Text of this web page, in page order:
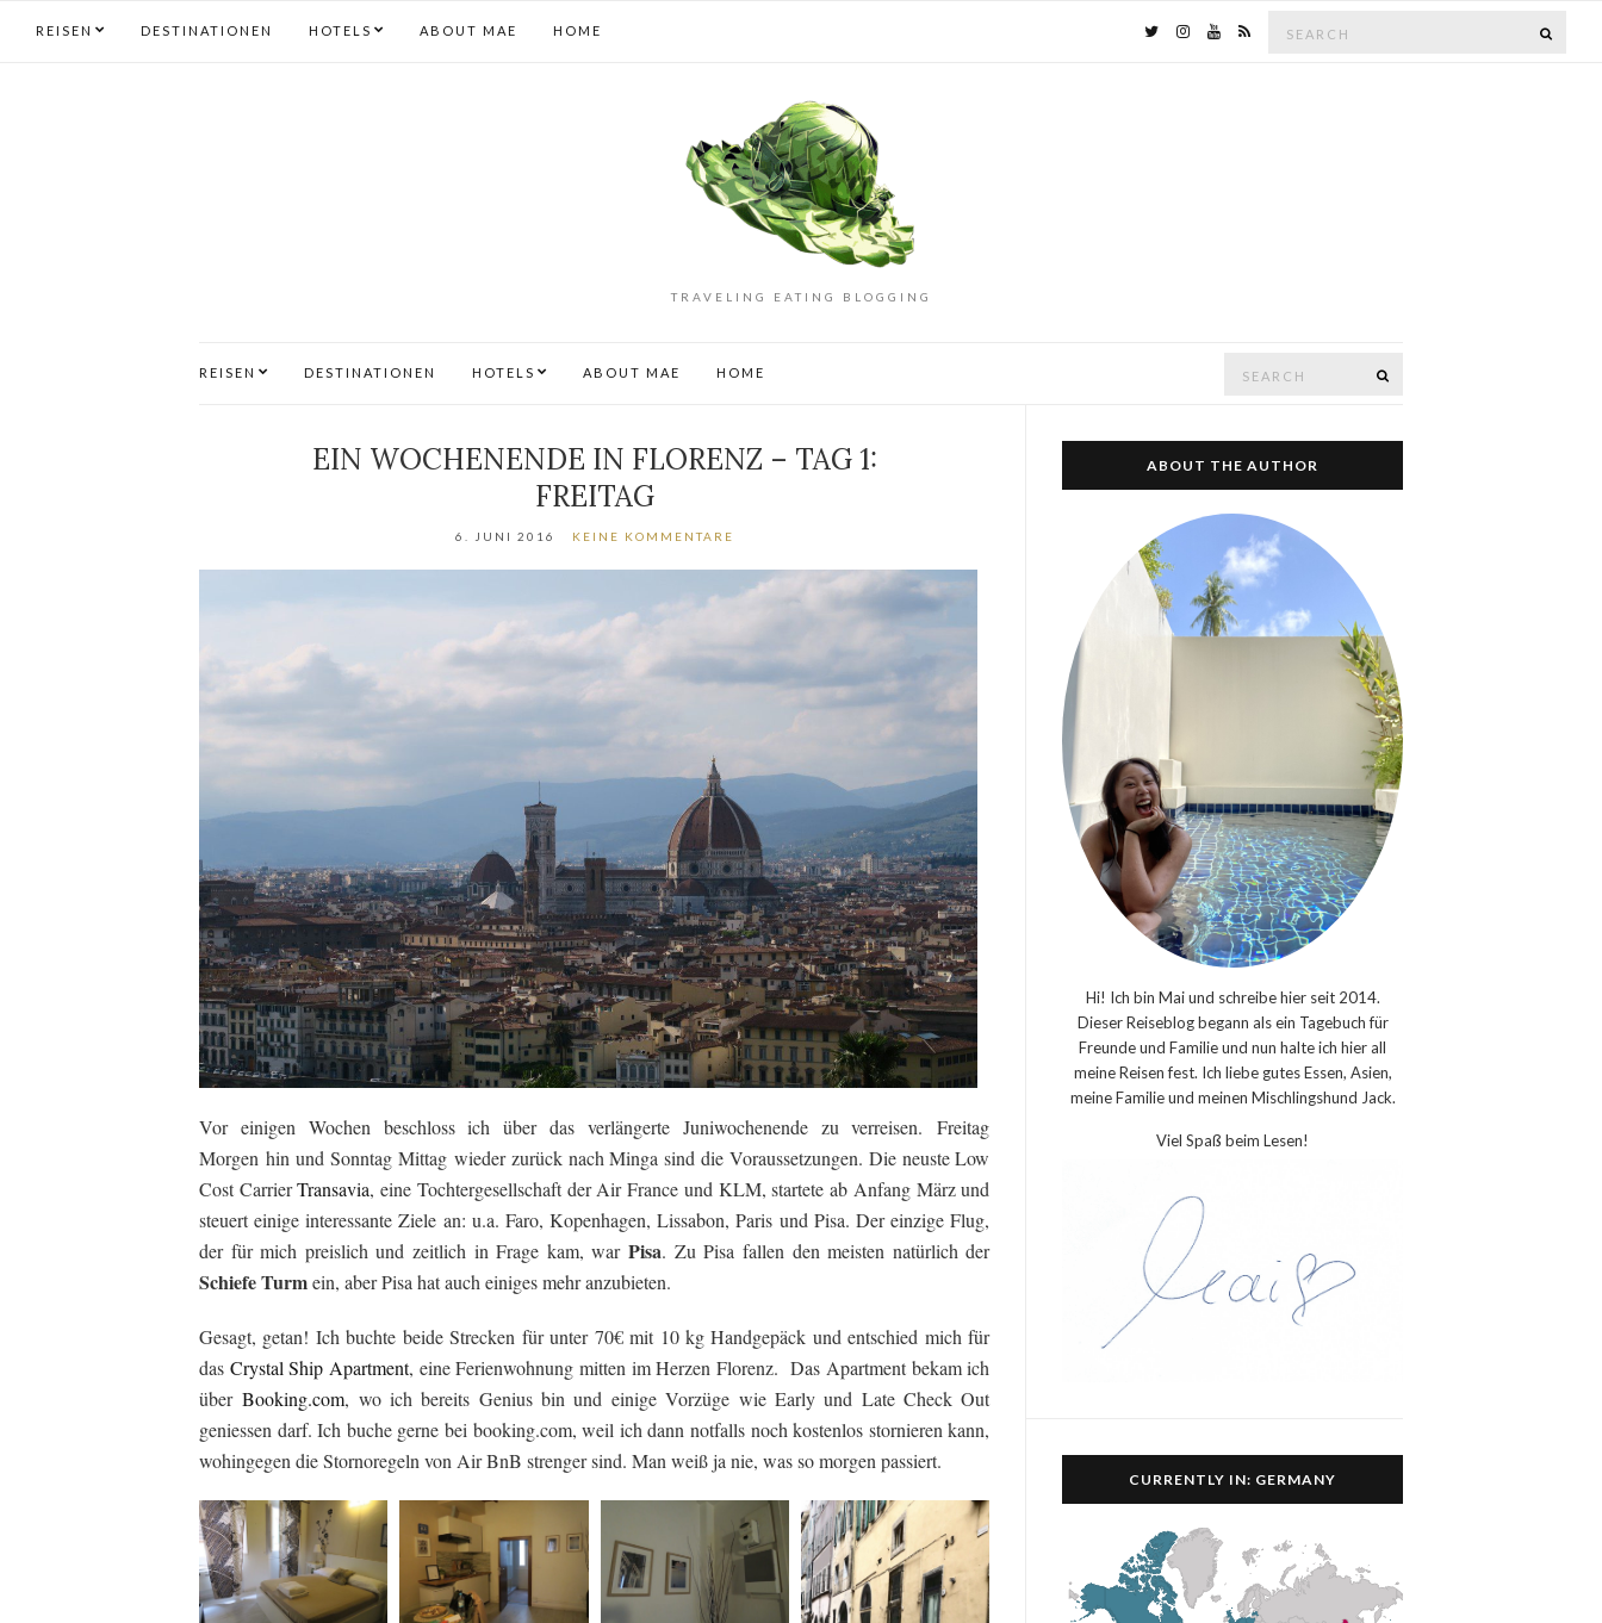
REISEN DESTINATIONEN HOTELS ABOUT MAE HOME
for:
TRAVELING EATING BLOGGING
REISEN DESTINATIONEN HOTELS ABOUT MAE HOME
for:
EIN WOCHENENDE IN FLORENZ – TAG 1:
FREITAG
6. JUNI 2016 KEINE KOMMENTARE
Vor einigen Wochen beschloss ich über das verlängerte Juniwochenende zu verreisen.Freitag
Morgen hin und Sonntag Mittag wieder zurück nach Minga sind die Voraussetzungen. Die neuste Low
Cost CarrierTransavia, eine Tochtergesellschaft der Air France und KLM, startete ab Anfang März und
steuert einige interessante Ziele an: u.a. Faro, Kopenhagen, Lissabon, Paris und Pisa. Der einzige Flug,
der für mich preislich und zeitlich in Frage kam, warPisa. Zu Pisa fallen den meisten natürlich der
Schiefe Turmein, aber Pisa hat auch einiges mehr anzubieten.
Gesagt, getan! Ich buchte beide Strecken für unter 70€ mit 10 kg Handgepäck und entschied mich für
das Crystal Ship Apartment, eine Ferienwohnung mitten im Herzen Florenz. Das Apartment bekam ich
überBooking.com, wo ich bereits Genius bin und einige Vorzüge wie Early und Late Check Out
geniessen darf. Ich buche gerne bei booking.com, weil ich dann notfalls noch kostenlos stornieren kann,
wohingegen die Stornoregeln von Air BnB strenger sind. Man weiß ja nie, was so morgen passiert.
ABOUT THE AUTHOR
Hi! Ich bin Mai und schreibe hier seit 2014.
Dieser Reiseblog begann als ein Tagebuch für
Freunde und Familie und nun halte ich hier all
meine Reisen fest. Ich liebe gutes Essen, Asien,
meine Familie und meinen Mischlingshund Jack.
Viel Spaß beim Lesen!
CURRENTLY IN: GERMANY